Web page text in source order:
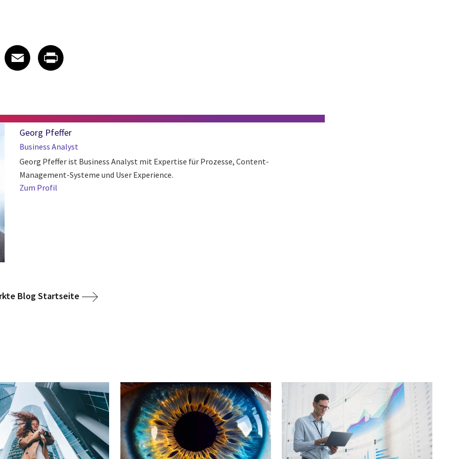
LinkedIn
on X
article on Facebook
Facebook
Share article on Email
Email
Share article on Print
Georg Pfeffer
Business Analyst
Georg Pfeffer ist Business Analyst mit Expertise für Prozesse, Content-
Management-Systeme und User Experience.
Zum Profil
Blog Startseite